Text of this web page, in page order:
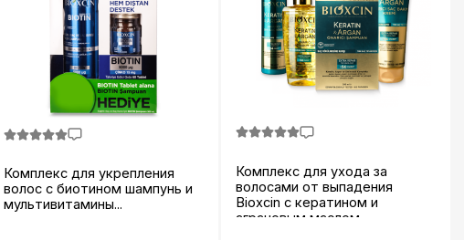
Комплекс для укрепления
волос с биотином шампунь и
мультивитамины...
Комплекс для ухода за
волосами от выпадения
Bioxcin с кератином и
аграновым маслом...